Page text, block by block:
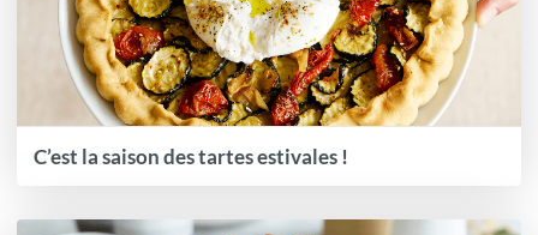
C’est la saison des tartes estivales !